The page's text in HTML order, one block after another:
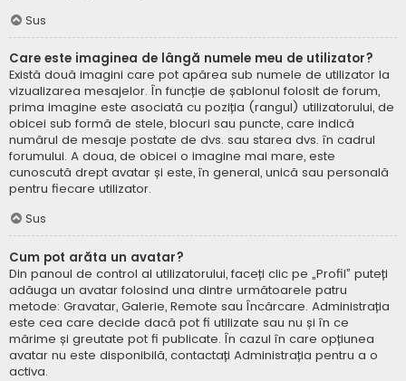
Sus
Care este imaginea de lângă numele meu de utilizator?
Există două imagini care pot apărea sub numele de utilizator la
vizualizarea mesajelor. În funcție de șablonul folosit de forum,
prima imagine este asociată cu poziția (rangul) utilizatorului, de
obicei sub formă de stele, blocuri sau puncte, care indică
numărul de mesaje postate de dvs. sau starea dvs. în cadrul
forumului. A doua, de obicei o imagine mai mare, este
cunoscută drept avatar și este, în general, unică sau personală
pentru fiecare utilizator.
Sus
Cum pot arăta un avatar?
Din panoul de control al utilizatorului, faceți clic pe „Profil” puteți
adăuga un avatar folosind una dintre următoarele patru
metode: Gravatar, Galerie, Remote sau Încărcare. Administrația
este cea care decide dacă pot fi utilizate sau nu și în ce
mărime și greutate pot fi publicate. În cazul în care opțiunea
avatar nu este disponibilă, contactați Administrația pentru a o
activa.